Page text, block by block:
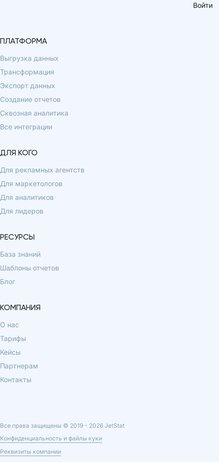
Войти
ПЛАТФОРМА
Выгрузка данных
Трансформация
Экспорт данных
Создание отчетов
Сквозная аналитика
Все интеграции
ДЛЯ КОГО
Для рекламных агентств
Для маркетологов
Для аналитиков
Для лидеров
РЕСУРСЫ
База знаний
Шаблоны отчетов
Блог
КОМПАНИЯ
О нас
Тарифы
Кейсы
Партнерам
Контакты
Все права защищены © 2019 - 2026 JetStat
Конфиденциальность и файлы куки
Реквизиты компании